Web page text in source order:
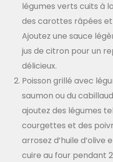
légumes verts cuits à
des carottes râpées
Ajoutez une sauce
jus de citron pour un
délicieux.
Poisson grillé avec
saumon ou du
ajoutez des légumes
courgettes et des
arrosez d’huile d’olive
cuire au four pendant